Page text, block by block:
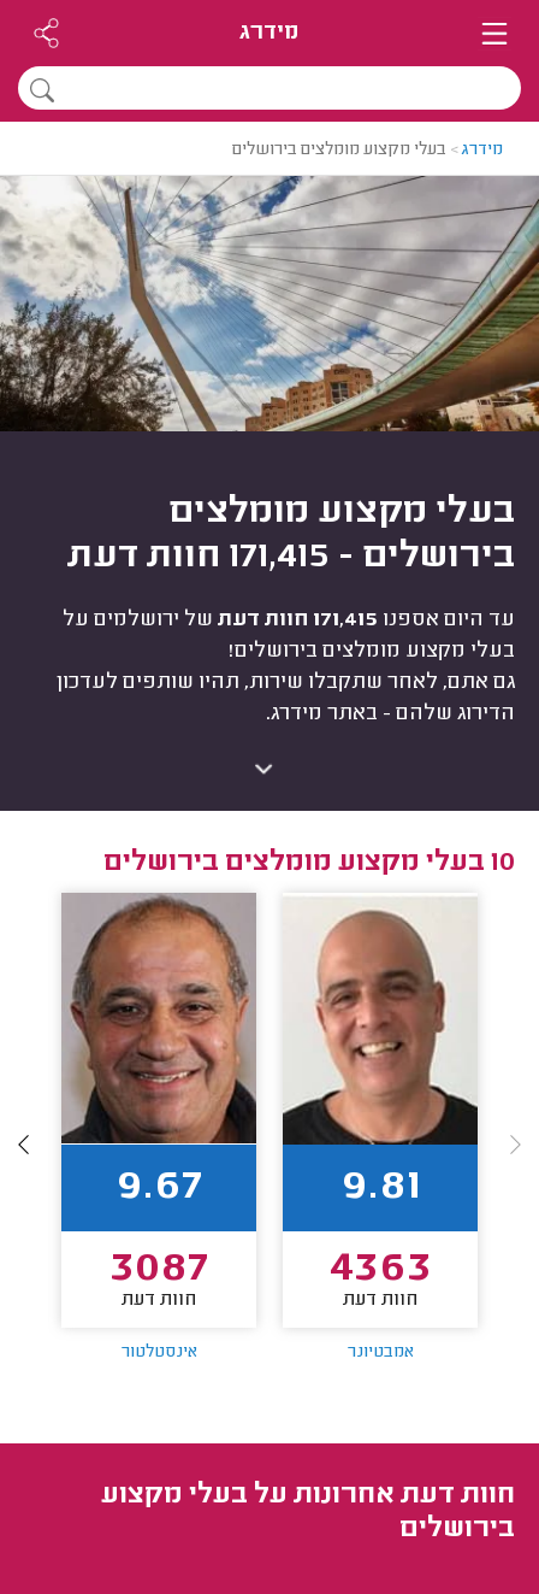
מידרג
מידרג> בעלי מקצוע מומלצים בירושלים
בעלי מקצוע מומלצים
בירושלים - 171,415 חוות דעת
עד היום אספנו 171,415 חוות דעת
של ירושלמים על
בעלי מקצוע מומלצים בירושלים!
גם אתם, לאחר שתקבלו שירות, תהיו שותפים לעדכון
הדירוג שלהם - באתר מידרג.
10 בעלי מקצוע מומלצים בירושלים
9.81
4363
חוות דעת
אמבטיונר
9.67
3087
חוות דעת
אינסטלטור
חוות דעת אחרונות על בעלי מקצוע
בירושלים